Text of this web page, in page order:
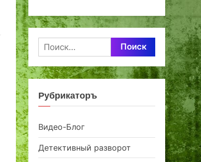
Найти:
Рубрикаторъ
Видео-Блог
Детективный разворот